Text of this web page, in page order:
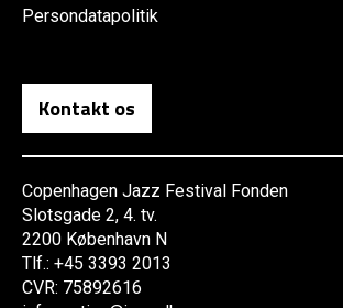
Persondatapolitik
Kontakt os
Copenhagen Jazz Festival Fonden
Slotsgade 2, 4. tv.
2200 København N
Tlf.: +45 3393 2013
CVR: 75892616